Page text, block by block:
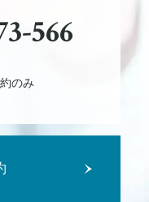
566
のみ